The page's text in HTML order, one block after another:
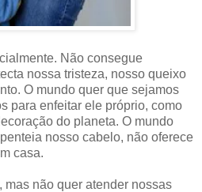
Não consegue
nossa tristeza, nosso queixo
O mundo quer que sejamos
para enfeitar ele próprio, como
do planeta. O mundo
nosso cabelo, não oferece
casa.
mas não quer atender nossas